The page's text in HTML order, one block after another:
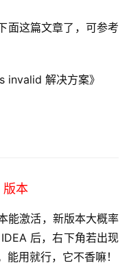
面这篇文章了，可参考
invalid 解决方案》
版本
能激活，新版本大概率
后，右下角若出现
用就行，它不香嘛！